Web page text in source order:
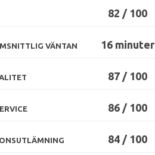
82 / 100
VÄNTAN 16 minuter
87 / 100
86 / 100
84 / 100